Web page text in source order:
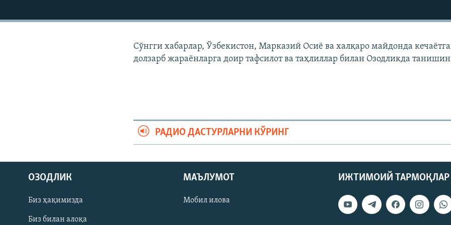
На русском
ИЖТИМОИЙ ТАРМОҚЛАР
Сўнгги хабарлар, Ўзбекистон, Марказий Осиë ва халқаро майдонда
долзарб жараëнларга доир тафсилот ва таҳлиллар билан Озодликда
РАДИО ДАСТУРЛАРНИ КЎРИНГ
ИЖТИМОИЙ ТАРМОҚЛАР
ОЗОДЛИК
Биз ҳақимизда
Биз билан алоқа
МАЪЛУМОТ
Мобил илова